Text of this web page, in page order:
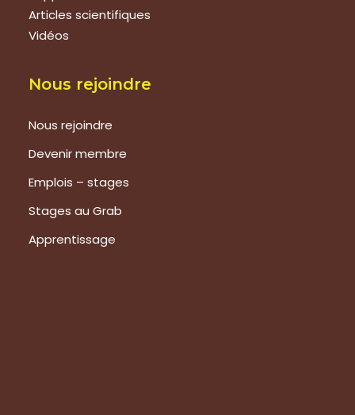
Articles scientifiques
Vidéos
Nous rejoindre
Nous rejoindre
Devenir membre
Emplois – stages
Stages au Grab
Apprentissage